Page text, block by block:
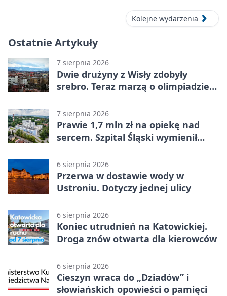
Kolejne wydarzenia
Ostatnie Artykuły
7 sierpnia 2026
Dwie drużyny z Wisły zdobyły
srebro. Teraz marzą o olimpiadzie
7 sierpnia 2026
Prawie 1,7 mln zł na opiekę nad
sercem. Szpital Śląski wymienił
6 sierpnia 2026
Przerwa w dostawie wody w
Ustroniu. Dotyczy jednej ulicy
6 sierpnia 2026
Koniec utrudnień na Katowickiej.
Droga znów otwarta dla kierowców
6 sierpnia 2026
Cieszyn wraca do „Dziadów” i
słowiańskich opowieści o pamięci